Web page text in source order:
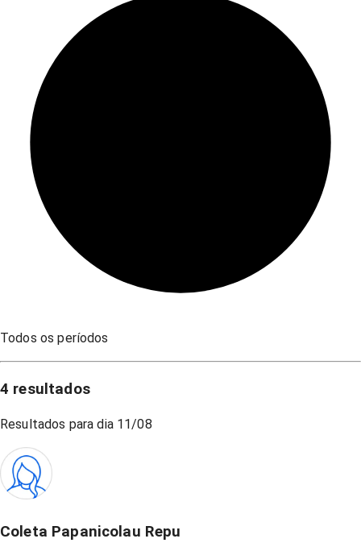
Todos os períodos
4 resultados
Resultados para dia 11/08
Coleta Papanicolau Repu